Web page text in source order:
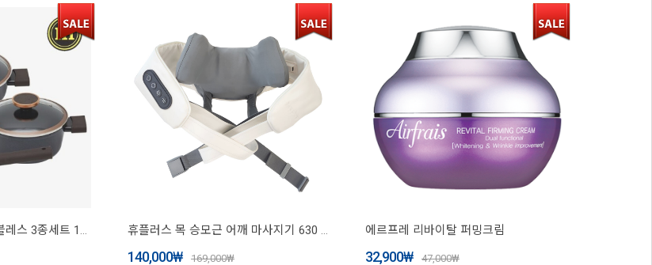
★특가★네오플램 노블레스 3종세트 18편수+20양수+24전골 휴플러스 목 승모근 어깨 마사지기 630 (CORDZERO-630)
140,000₩ 169,000₩
에르프레 리바이탈 퍼밍크림
32,900₩ 47,000₩